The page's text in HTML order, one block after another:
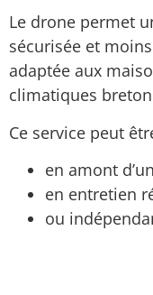
Le drone permet
sécurisée et
adaptée aux
climatiques
Ce service peut
en amont
en entretien
ou